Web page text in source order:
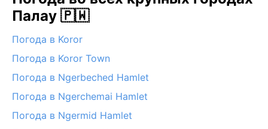
Палау 🇵🇼
Погода в Koror
Погода в Koror Town
Погода в Ngerbeched Hamlet
Погода в Ngerchemai Hamlet
Погода в Ngermid Hamlet